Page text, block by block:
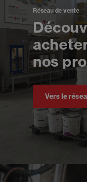
Réseau de vente
nos
Vers le